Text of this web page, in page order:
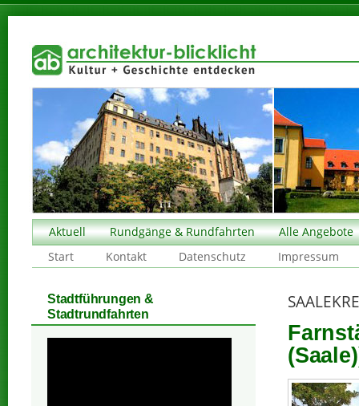
Aktuell Rundgänge & Rundfahrten
Alle Angebote
Start
Kontakt Datenschutz Impressum
Stadtführungen &
Stadtrundfahrten